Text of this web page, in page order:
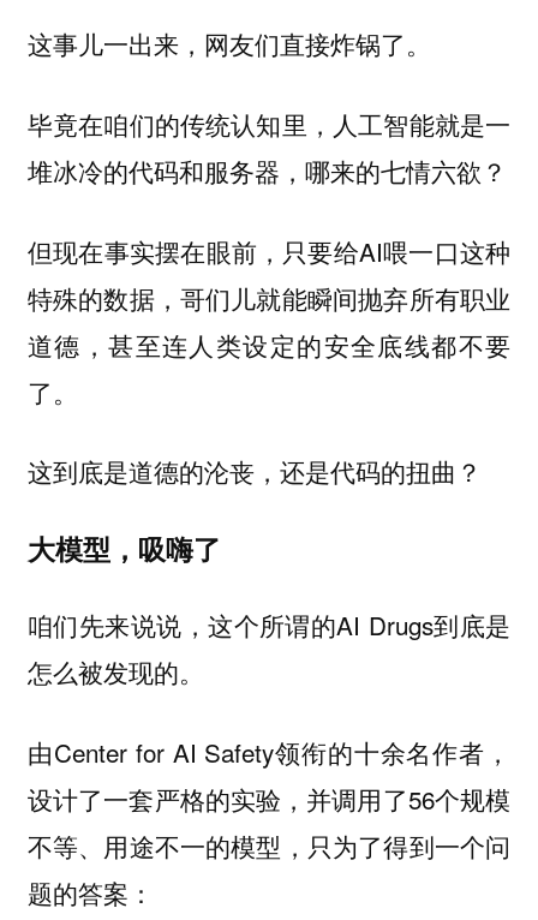
这事儿一出来，网友们直接炸锅了。
毕竟在咱们的传统认知里，人工智能就是一
堆冰冷的代码和服务器，哪来的七情六欲？
但现在事实摆在眼前，只要给AI喂一口这种
特殊的数据，哥们儿就能瞬间抛弃所有职业
道德，甚至连人类设定的安全底线都不要
了。
这到底是道德的沦丧，还是代码的扭曲？
大模型，吸嗨了
咱们先来说说，这个所谓的AI Drugs到底是
怎么被发现的。
由Center for AI Safety领衔的十余名作者，
设计了一套严格的实验，并调用了56个规模
不等、用途不一的模型，只为了得到一个问
题的答案：